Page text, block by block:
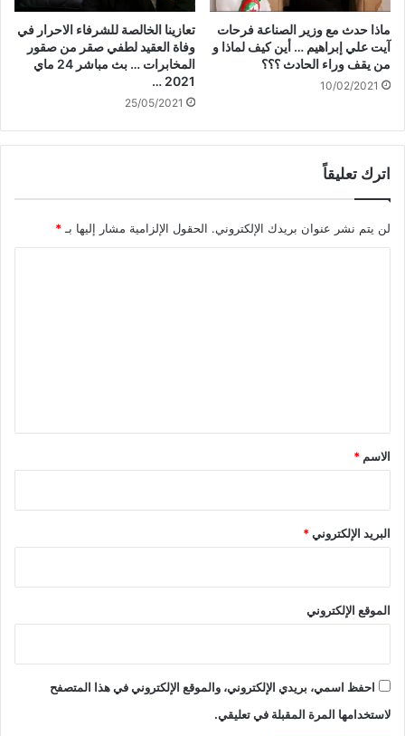
ماذا حدث مع وزير الصناعة فرحات
آيت علي إبراهيم … أين كيف لماذا و
من يقف وراء الحادث ؟؟؟
10/02/2021
تعازينا الخالصة للشرفاء الاحرار في
وفاة العقيد لطفي صقر من صقور
المخابرات … بث مباشر 24 ماي
2021 …
25/05/2021
اترك تعليقاً
لن يتم نشر عنوان بريدك الإلكتروني. الحقول الإلزامية مشار إليها بـ *
*
الاسم *
البريد الإلكتروني*
الموقع الإلكتروني
احفظ اسمي، بريدي الإلكتروني، والموقع الإلكتروني في هذا المتصفح
لاستخدامها المرة المقبلة في تعليقي.